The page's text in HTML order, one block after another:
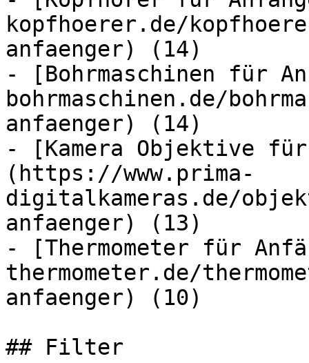
kopfhoerer.de/
anfaenger) (14)
- [Bohrmaschinen für
bohrmaschinen.de/
anfaenger) (14)
- [Kamera Objektive
(https://www.prima-
digitalkameras.de/
anfaenger) (13)
- [Thermometer für
thermometer.de/
anfaenger) (10)
## Filter